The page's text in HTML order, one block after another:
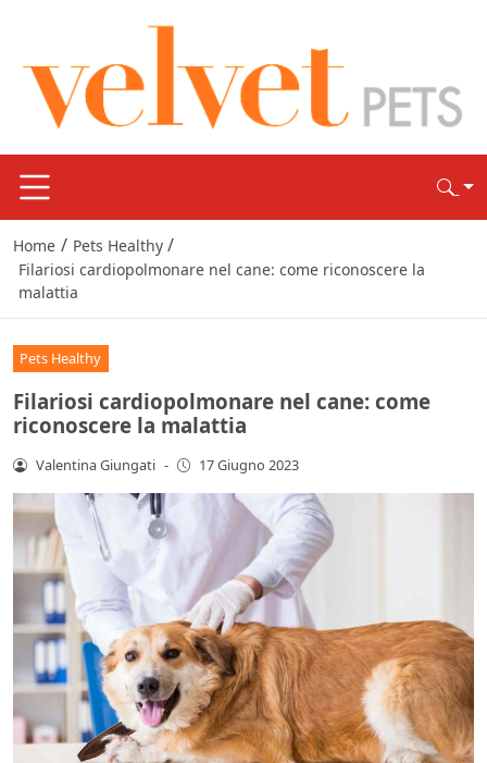
Home / Pets Healthy /
Filariosi cardiopolmonare nel cane: come riconoscere la
malattia
Pets Healthy
Filariosi cardiopolmonare nel cane: come
riconoscere la malattia
Valentina Giungati - 17 Giugno 2023